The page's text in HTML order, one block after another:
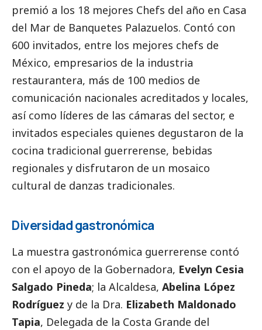
premió a los 18 mejores Chefs del año en Casa
del Mar de Banquetes Palazuelos. Contó con
600 invitados, entre los mejores chefs de
México, empresarios de la industria
restaurantera, más de 100 medios de
comunicación nacionales acreditados y locales,
así como líderes de las cámaras del sector, e
invitados especiales quienes degustaron de la
cocina tradicional guerrerense, bebidas
regionales y disfrutaron de un mosaico
cultural de danzas tradicionales.
Diversidad gastronómica
La muestra gastronómica guerrerense contó
con el apoyo de la Gobernadora, Evelyn Cesia
Salgado Pineda; la Alcaldesa, Abelina López
Rodríguez y de la Dra. Elizabeth Maldonado
Tapia, Delegada de la Costa Grande del